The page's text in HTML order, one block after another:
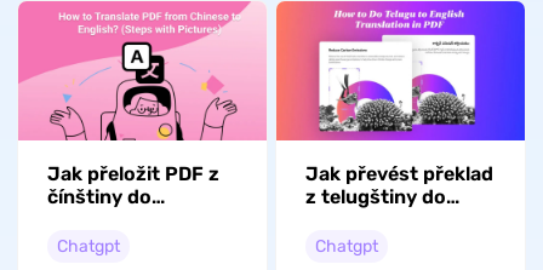
Jak přeložit PDF z
čínštiny do
krokem průvodce
Chatgpt
Jak převést překlad
z telugštiny do
(Krok za krokem)
Chatgpt